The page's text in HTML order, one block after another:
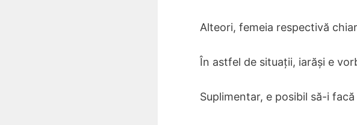
Alteori, femeia respectivă
În astfel de situații, iarăși e
Suplimentar, e posibil să-i